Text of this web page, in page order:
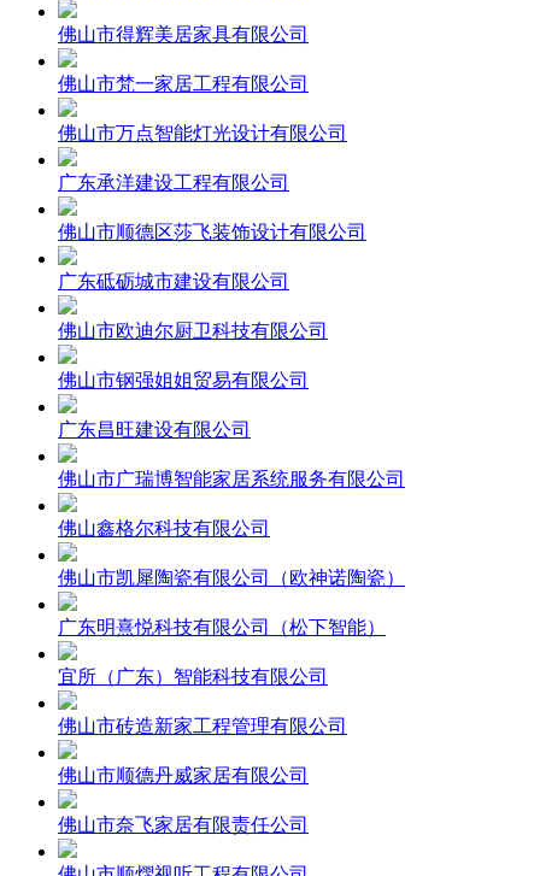
佛山市得辉美居家具有限公司
佛山市梵一家居工程有限公司
佛山市万点智能灯光设计有限公司
广东承洋建设工程有限公司
佛山市顺德区莎飞装饰设计有限公司
广东砥砺城市建设有限公司
佛山市欧迪尔厨卫科技有限公司
佛山市钢强姐姐贸易有限公司
广东昌旺建设有限公司
佛山市广瑞博智能家居系统服务有限公司
佛山鑫格尔科技有限公司
佛山市凯犀陶瓷有限公司（欧神诺陶瓷）
广东明熹悦科技有限公司（松下智能）
宜所（广东）智能科技有限公司
佛山市砖造新家工程管理有限公司
佛山市顺德丹威家居有限公司
佛山市奈飞家居有限责任公司